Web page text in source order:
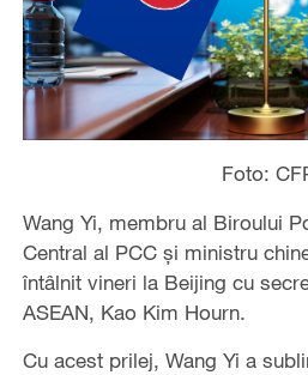
Foto:
Wang Yi, membru al Biroului
Central al PCC și ministru
întâlnit vineri la Beijing cu
ASEAN, Kao Kim Hourn.
Cu acest prilej, Wang Yi a